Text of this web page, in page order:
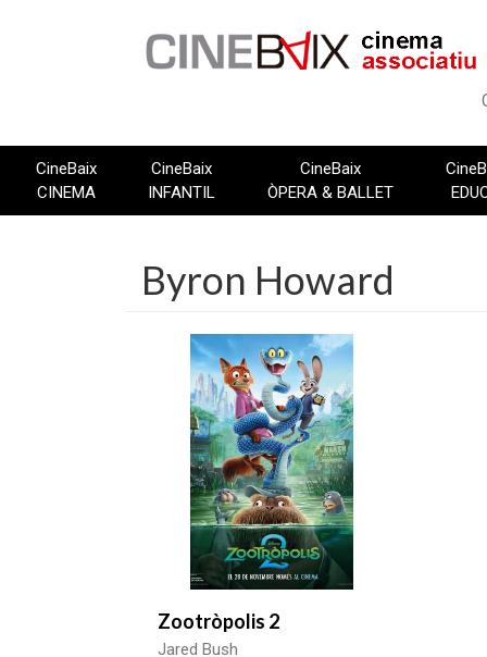
CineBaix
CINEMA
CineBaix
INFANTIL
CineBaix
ÒPERA & BALLET
Byron Howard
Zootròpolis 2
Jared Bush